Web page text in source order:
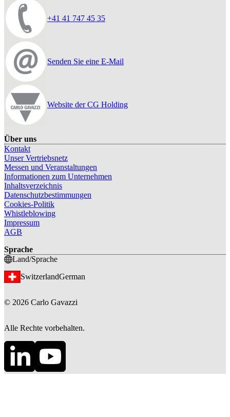
+41 41 747 45 35
Senden Sie eine E-Mail
Website der CG Holding
Über uns
Kontakt
Unser Vertriebsnetz
Messen und Veranstaltungen
Informationen zum Unternehmen
Inhaltsverzeichnis
Datenschutzbestimmungen
Cookies-Politik
Whistleblowing
Impressum
AGB
Sprache
Land/Sprache
SwitzerlandGerman
© 2026 Carlo Gavazzi
Alle Rechte vorbehalten.